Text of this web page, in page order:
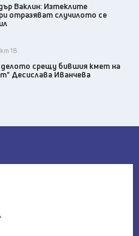
Ваклин: Изтеклите
отразяват случилото се
18
делото срещу бившия кмет на
Десислава Иванчева